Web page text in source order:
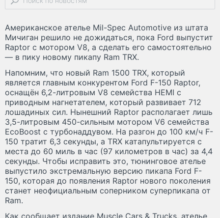
Американское ателье Mil-Spec Automotive из штата
Мичиган решило не дожидаться, пока Ford выпустит
Raptor с мотором V8, а сделать его самостоятельно
— в пику новому пикапу Ram TRX.
Напомним, что новый Ram 1500 TRX, который
является главным конкурентом Ford F-150 Raptor,
оснащён 6,2-литровым V8 семейства HEMI с
приводным нагнетателем, который развивает 712
лошадиных сил. Нынешний Raptor располагает лишь
3,5-литровым 450-сильным мотором V6 семейства
EcoBoost с турбонаддувом. На разгон до 100 км/ч F-
150 тратит 6,3 секунды, а TRX катапультируется с
места до 60 миль в час (97 километров в час) за 4,4
секунды. Чтобы исправить это, тюнинговое ателье
выпустило экстремальную версию пикапа Ford F-
150, которая до появления Raptor нового поколения
станет неофициальным соперником суперпикапа от
Ram.